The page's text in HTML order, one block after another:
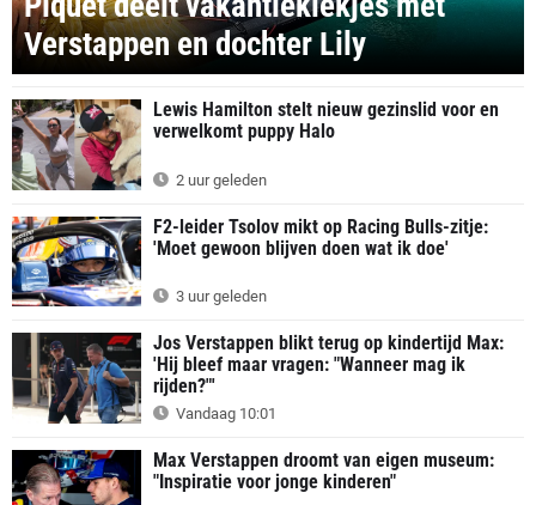
Verstappen en dochter Lily
Lewis Hamilton stelt nieuw gezinslid voor en
verwelkomt puppy Halo
2 uur geleden
F2-leider Tsolov mikt op Racing Bulls-zitje:
'Moet gewoon blijven doen wat ik doe'
3 uur geleden
Jos Verstappen blikt terug op kindertijd Max:
'Hij bleef maar vragen: "Wanneer mag ik
rijden?"'
Vandaag 10:01
Max Verstappen droomt van eigen museum:
"Inspiratie voor jonge kinderen"